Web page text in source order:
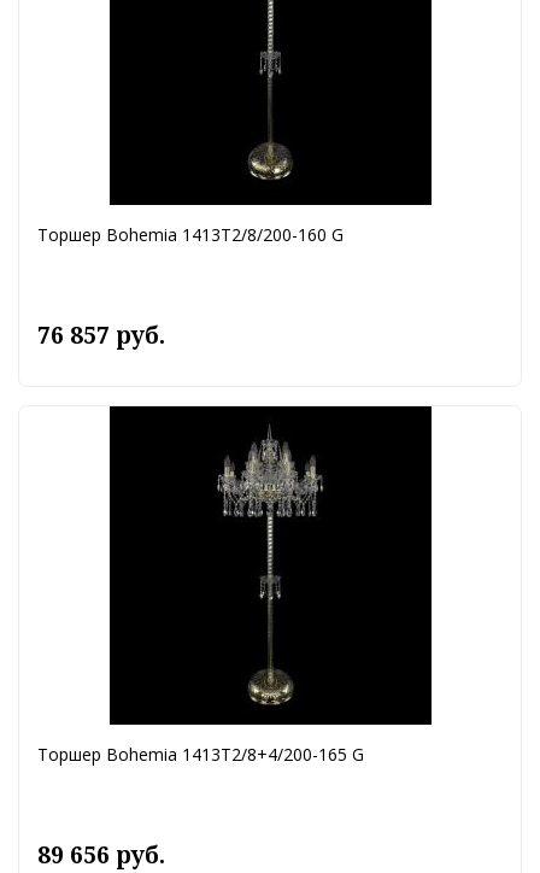
Торшер Bohemia 1413T2/8/200-160 G
76 857 руб.
Торшер Bohemia 1413T2/8+4/200-165 G
89 656 руб.